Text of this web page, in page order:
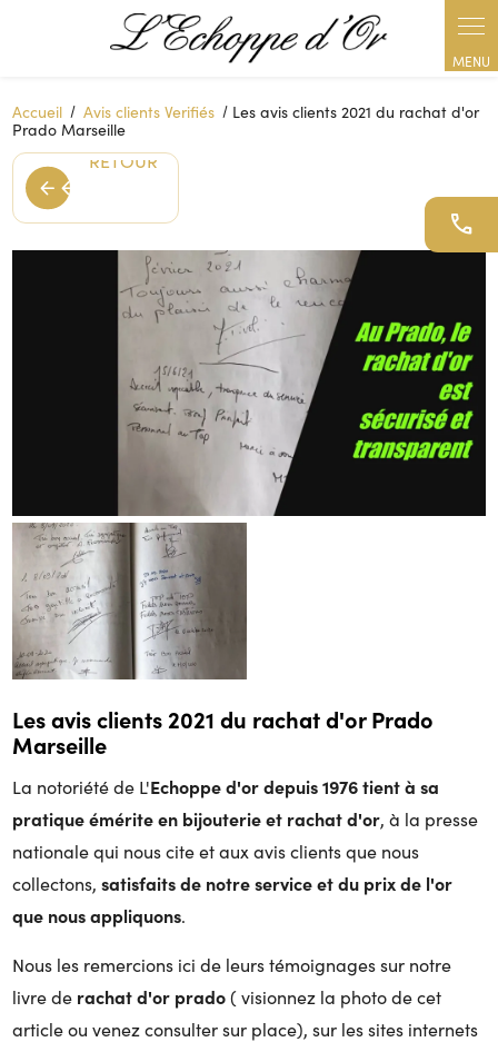
call
Accueil Avis clients Verifiés
Les avis clients 2021 du rachat d'or
Prado Marseille
arrow_back arrow_back
RETOUR
RETOUR
Les avis clients 2021 du rachat d'or Prado
Marseille
La notoriété de L'Echoppe d'or depuis 1976 tient à sa
pratique émérite en bijouterie et rachat d'or, à la presse
nationale qui nous cite et aux avis clients que nous
collectons,satisfaits de notre service et du prix de l'or
que nous appliquons.
Nous les remercions ici de leurs témoignages sur notre
livre de rachat d'or prado( visionnez la photo de cet
article ou venez consulter sur place), sur les sites internets
Panneau de gestion des cookies